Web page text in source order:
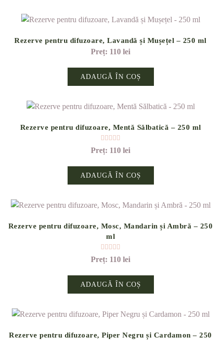
Rezerve pentru difuzoare, Lavandă și Mușețel – 250 ml
110 lei
ADAUGĂ ÎN COȘ
Rezerve pentru difuzoare, Mentă Sălbatică – 250 ml
110 lei
ADAUGĂ ÎN COȘ
Rezerve pentru difuzoare, Mosc, Mandarin și Ambră – 250
ml
110 lei
ADAUGĂ ÎN COȘ
Rezerve pentru difuzoare, Piper Negru și Cardamon – 250